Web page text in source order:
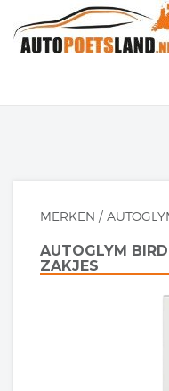
language UW TAAL arrow_drop_down
MERKEN /
AUTOGLYM
ZAKJES